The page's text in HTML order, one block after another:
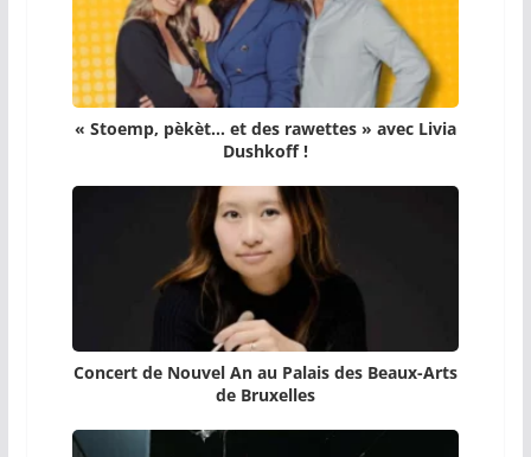
« Stoemp, pèkèt… et des rawettes » avec Livia
Dushkoff !
Concert de Nouvel An au Palais des Beaux-Arts
de Bruxelles